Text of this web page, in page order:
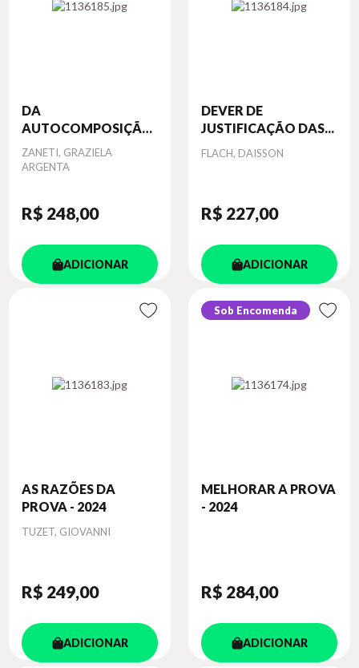
DA
AUTOCOMPOSIÇÃO
ADEQUAD...
Autor
ZANETI, GRAZIELA
ARGENTA
R$ 248,00
ADICIONAR
DEVER DE
JUSTIFICAÇÃO DAS...
Autor
FLACH, DAISSON
R$ 227,00
ADICIONAR
AS RAZÕES DA
PROVA - 2024
Autor
TUZET, GIOVANNI
R$ 249,00
ADICIONAR
Sob Encomenda
MELHORAR A PROVA
- 2024
R$ 284,00
ADICIONAR